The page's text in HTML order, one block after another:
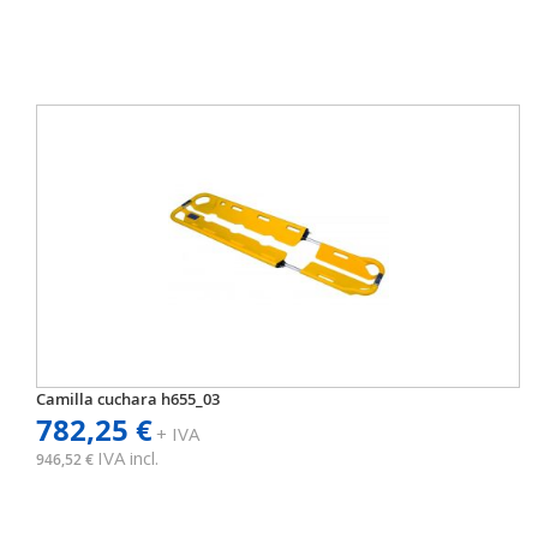
Camilla cuchara h655_03
782,25 €+ IVA
946,52 € IVA incl.